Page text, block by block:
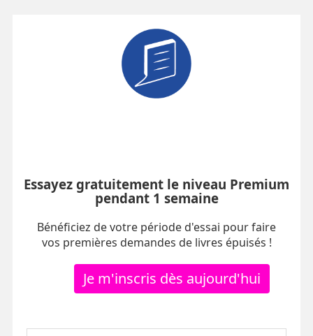
Essayez gratuitement le niveau Premium
pendant 1 semaine
Bénéficiez de votre période d'essai pour faire
vos premières demandes de livres épuisés !
Je m'inscris dès aujourd'hui